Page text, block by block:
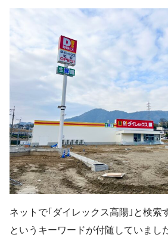
ネットで｢ダイレックス高陽｣と検索
というキーワードが付随していまし